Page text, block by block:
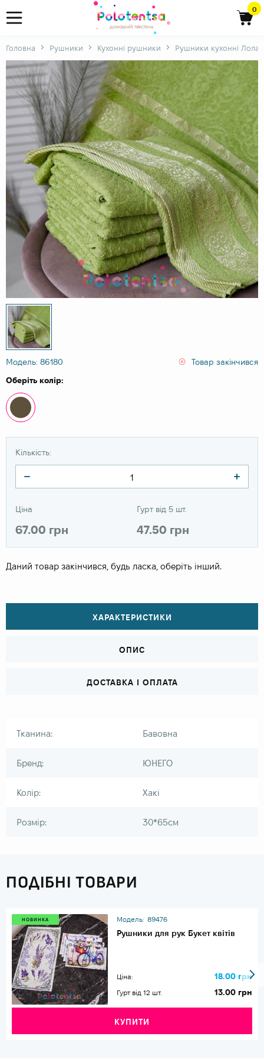
0
Головна Рушники Кухонні рушники Рушники кухонні Лола
Модель: 86180
Товар закінчився
Оберіть колір:
Кількість:
Ціна
67.00 грн
Гурт від 5 шт.
47.50 грн
Даний товар закінчився, будь ласка, оберіть інший.
ХАРАКТЕРИСТИКИ
ОПИС
ДОСТАВКА І ОПЛАТА
Тканина: Бавовна
Бренд: ЮНЕГО
Колір: Хакі
Розмір: 30*65см
ПОДІБНІ ТОВАРИ
НОВИНКА Модель: 89476
Рушники для рук Букет квітів
Ціна: 18.00 грн
Гурт від 12 шт. 13.00 грн
КУПИТИ